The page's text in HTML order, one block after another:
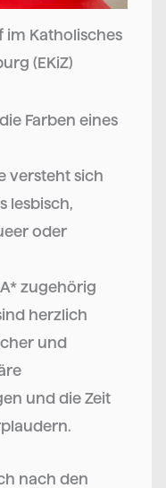
im Katholisches
(EKiZ)
Farben eines
versteht sich
lesbisch,
oder
zugehörig
herzlich
und
und die Zeit
nach den